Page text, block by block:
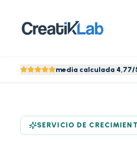
media calculada 4,77/
SERVICIO DE